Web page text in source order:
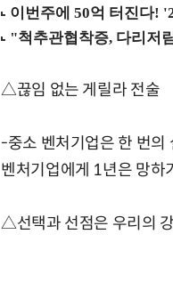
△끊임 없는 게릴라 전술
-중소 벤처기업은 한 번의
벤처기업에게 1년은 망하
△선택과 선점은 우리의